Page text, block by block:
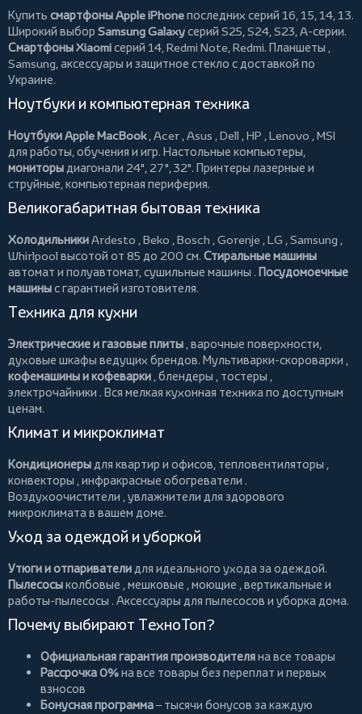
Купить смартфоны Apple iPhoneпоследних серий 16, 15, 14, 13.
Широкий выбор Samsung Galaxyсерий S25, S24, S23, A-серии.
Смартфоны Xiaomiсерий 14, Redmi Note, Redmi. Планшеты ,
Samsung, аксессуары и защитное стекло с доставкой по
Украине.
Ноутбуки и компьютерная техника
Ноутбуки Apple MacBook,Acer ,Asus ,Dell ,HP ,Lenovo ,MSI
для работы, обучения и игр. Настольные компьютеры,
мониторыдиагонали 24", 27", 32". Принтеры лазерные и
струйные, компьютерная периферия.
Великогабаритная бытовая техника
ХолодильникиArdesto ,Beko ,Bosch ,Gorenje ,LG ,Samsung ,
Whirlpool высотой от 85 до 200 см. Стиральные машины
автомат и полуавтомат,сушильные машины . Посудомоечные
машиныс гарантией изготовителя.
Техника для кухни
Электрические и газовые плиты , варочные поверхности,
духовые шкафы ведущих брендов. Мультиварки-скороварки ,
кофемашины и кофеварки ,блендеры , тостеры ,
электрочайники . Вся мелкая кухонная техника по доступным
ценам.
Климат и микроклимат
Кондиционерыдля квартир и офисов, тепловентиляторы ,
конвекторы ,инфракрасные обогреватели .
Воздухоочистители , увлажнители для здорового
микроклимата в вашем доме.
Уход за одеждой и уборкой
Утюги и отпаривателидля идеального ухода за одеждой.
Пылесосыколбовые ,мешковые ,моющие ,вертикальные и
работы-пылесосы . Аксессуары для пылесосов и уборка дома.
Почему выбирают ТехноТоп?
Официальная гарантия производителяна все товары
Рассрочка 0%на все товары без переплат и первых
взносов
Бонусная программа– тысячи бонусов за каждую